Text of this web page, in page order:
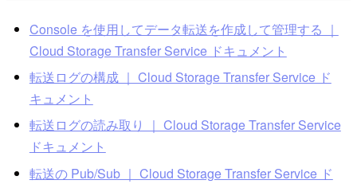
Console を使用してデータ転送を作成して管理する ｜
Cloud Storage Transfer Service ドキュメント
転送ログの構成 ｜ Cloud Storage Transfer Service ド
キュメント
転送ログの読み取り ｜ Cloud Storage Transfer Service
ドキュメント
転送の Pub/Sub ｜ Cloud Storage Transfer Service ド